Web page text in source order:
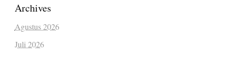
Archives
Agustus 2026
Juli 2026